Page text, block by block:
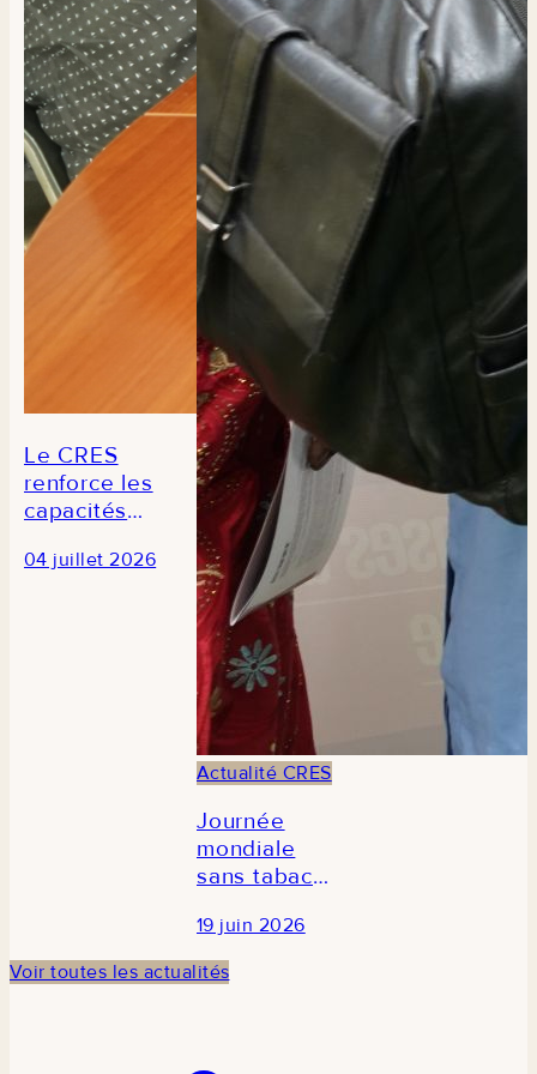
Le CRES
renforce les
capacités
journalistes
04 juillet 2026
Actualité CRES
Journée
mondiale
sans tabac
CRES
participe à la
commémoration
19 juin 2026
de
composition
des aliments
du Sénégal
Voir toutes les actualités